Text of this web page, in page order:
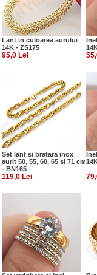
Lant in culoarea aurului
14K - ZS175
95,0 Lei
Set lant si bratara inox
aurit 50, 55, 60, 65 si 71 cm
- BN165
119,0 Lei